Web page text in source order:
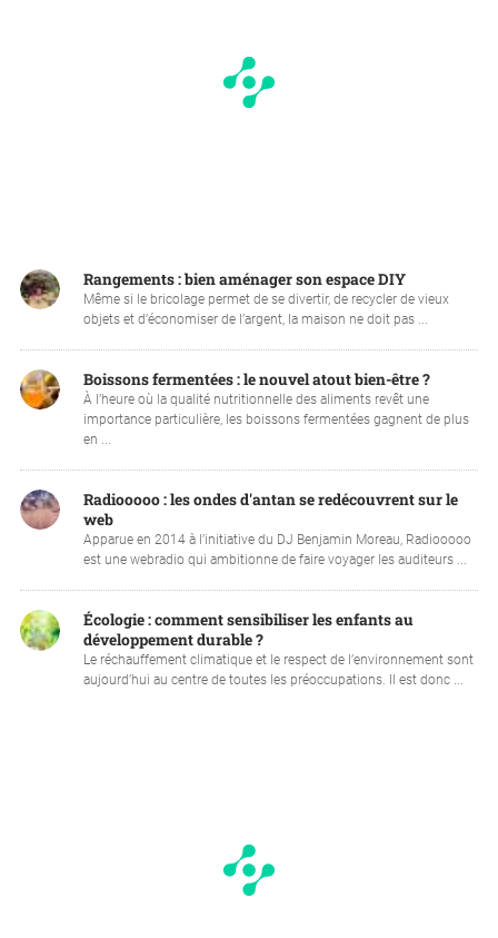
Rangements : bien aménager son espace DIY
Même si le bricolage permet de se divertir, de recycler de vieux
objets et d’économiser de l’argent, la maison ne doit pas ...
Boissons fermentées : le nouvel atout bien-être ?
À l’heure où la qualité nutritionnelle des aliments revêt une
importance particulière, les boissons fermentées gagnent de plus
en ...
Radiooooo : les ondes d'antan se redécouvrent sur le
web
Apparue en 2014 à l’initiative du DJ Benjamin Moreau, Radiooooo
est une webradio qui ambitionne de faire voyager les auditeurs ...
Écologie : comment sensibiliser les enfants au
développement durable ?
Le réchauffement climatique et le respect de l’environnement sont
aujourd’hui au centre de toutes les préoccupations. Il est donc ...